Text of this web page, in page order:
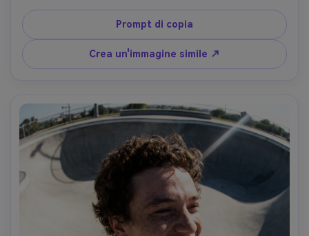
viso, giacca bomber oversize e orecchini a cerchio
d'argento, vicolo al neon piovoso di notte con riflessi,
segnaletica ciano e magenta, luce drammatica sul bordo e
riempimento morbido, Sony A7IV, obiettivo fisheye da 8
mm f/4, prospettiva estremamente ravvicinata con occhi
messa a fuoco nitida sugli occhi, grana sottile del film-AR
4:5
Prompt di copia
Crea un'immagine simile ↗